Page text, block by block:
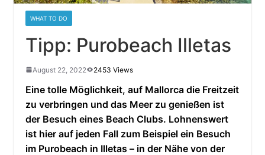
WHAT TO DO
Tipp: Purobeach Illetas
August 22, 2022 2453 Views
Eine tolle Möglichkeit, auf Mallorca die Freitzeit
zu verbringen und das Meer zu genießen ist
der Besuch eines Beach Clubs. Lohnenswert
ist hier auf jeden Fall zum Beispiel ein Besuch
im Purobeach in Illetas – in der Nähe von der